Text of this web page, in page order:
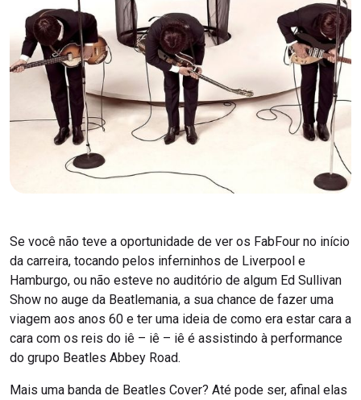
Se você não teve a oportunidade de ver os FabFour no início
da carreira, tocando pelos inferninhos de Liverpool e
Hamburgo, ou não esteve no auditório de algum Ed Sullivan
Show no auge da Beatlemania, a sua chance de fazer uma
viagem aos anos 60 e ter uma ideia de como era estar cara a
cara com os reis do iê – iê – iê é assistindo à performance
do grupo Beatles Abbey Road.
Mais uma banda de Beatles Cover? Até pode ser, afinal elas